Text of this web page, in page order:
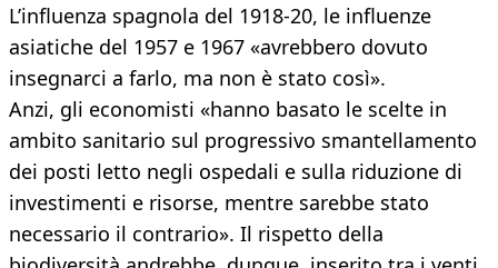
L’influenza spagnola del 1918-20, le influenze
asiatiche del 1957 e 1967 «avrebbero dovuto
insegnarci a farlo, ma non è stato così».
Anzi, gli economisti «hanno basato le scelte in
ambito sanitario sul progressivo smantellamento
dei posti letto negli ospedali e sulla riduzione di
investimenti e risorse, mentre sarebbe stato
necessario il contrario». Il rispetto della